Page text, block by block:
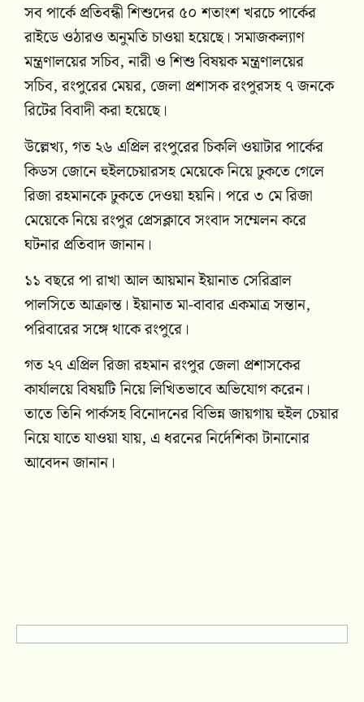
সব পার্কে প্রতিবন্ধী শিশুদের ৫০ শতাংশ খরচে পার্কের
রাইডে ওঠারও অনুমতি চাওয়া হয়েছে। সমাজকল্যাণ
মন্ত্রণালয়ের সচিব, নারী ও শিশু বিষয়ক মন্ত্রণালয়ের
সচিব, রংপুরের মেয়র, জেলা প্রশাসক রংপুরসহ ৭ জনকে
রিটের বিবাদী করা হয়েছে।
উল্লেখ্য, গত ২৬ এপ্রিল রংপুরের চিকলি ওয়াটার পার্কের
কিডস জোনে হুইলচেয়ারসহ মেয়েকে নিয়ে ঢুকতে গেলে
রিজা রহমানকে ঢুকতে দেওয়া হয়নি। পরে ৩ মে রিজা
মেয়েকে নিয়ে রংপুর প্রেসক্লাবে সংবাদ সম্মেলন করে
ঘটনার প্রতিবাদ জানান।
১১ বছরে পা রাখা আল আয়মান ইয়ানাত সেরিব্রাল
পালসিতে আক্রান্ত। ইয়ানাত মা-বাবার একমাত্র সন্তান,
পরিবারের সঙ্গে থাকে রংপুরে।
গত ২৭ এপ্রিল রিজা রহমান রংপুর জেলা প্রশাসকের
কার্যালয়ে বিষয়টি নিয়ে লিখিতভাবে অভিযোগ করেন।
তাতে তিনি পার্কসহ বিনোদনের বিভিন্ন জায়গায় হুইল চেয়ার
নিয়ে যাতে যাওয়া যায়, এ ধরনের নির্দেশিকা টানানোর
আবেদন জানান।